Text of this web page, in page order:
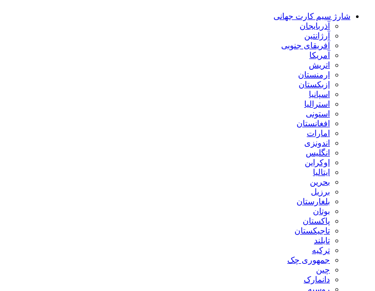
شارژ سیم کارت جهانی
آذربایجان
آرژانتین
آفریقای جنوبی
آمریکا
اتریش
ارمنستان
ازبکستان
اسپانیا
استرالیا
استونی
افغانستان
امارات
اندونزی
انگلیس
اوکراین
ایتالیا
بحرین
برزیل
بلغارستان
بوتان
پاکستان
تاجیکستان
تایلند
ترکیه
جمهوری چک
چین
دانمارک
روسیه